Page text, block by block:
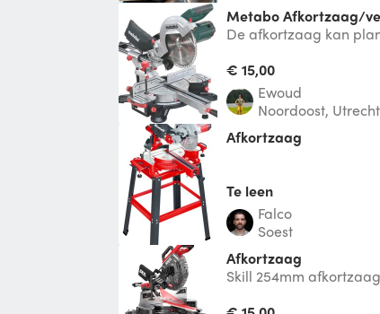
Metabo Afkortzaag/
De afkortzaag kan
9.2 cm zijn.
€ 15,00
Ewoud
Noordoost, Utrecht
Afkortzaag
Te leen
Falco
Soest
Afkortzaag
Skill 254mm